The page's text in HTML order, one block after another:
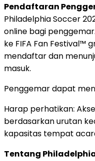
Pendaftaran
Philadelphia Soccer
online bagi
ke FIFA Fan Festival™
mendaftar dan
masuk.
Penggemar dapat
Harap perhatikan:
berdasarkan urutan
kapasitas tempat
Tentang